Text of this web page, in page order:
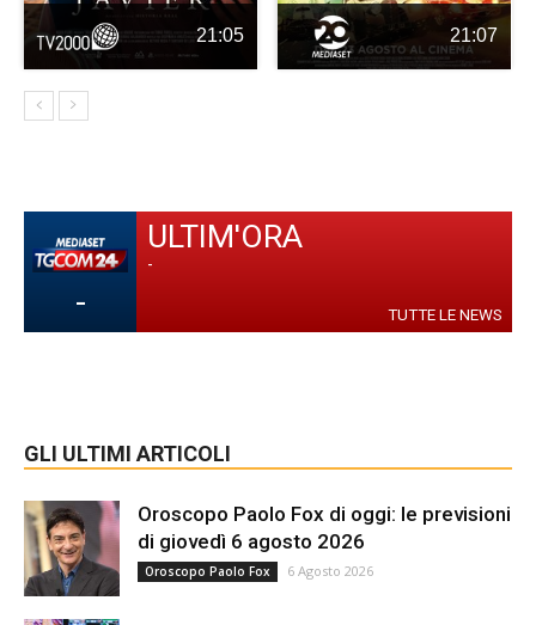
21:05 21:07
-
ULTIM'ORA
-
TUTTE LE NEWS
GLI ULTIMI ARTICOLI
Oroscopo Paolo Fox di oggi: le previsioni
di giovedì 6 agosto 2026
Oroscopo Paolo Fox 6 Agosto 2026